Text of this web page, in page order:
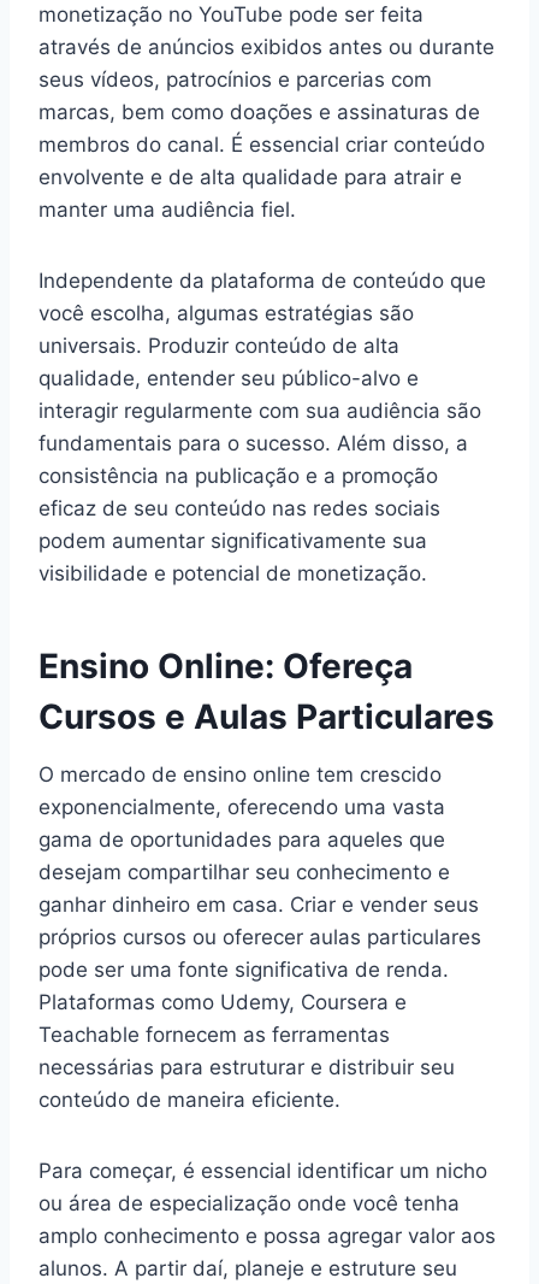
monetização no YouTube pode ser feita
através de anúncios exibidos antes ou durante
seus vídeos, patrocínios e parcerias com
marcas, bem como doações e assinaturas de
membros do canal. É essencial criar conteúdo
envolvente e de alta qualidade para atrair e
manter uma audiência fiel.
Independente da plataforma de conteúdo que
você escolha, algumas estratégias são
universais. Produzir conteúdo de alta
qualidade, entender seu público-alvo e
interagir regularmente com sua audiência são
fundamentais para o sucesso. Além disso, a
consistência na publicação e a promoção
eficaz de seu conteúdo nas redes sociais
podem aumentar significativamente sua
visibilidade e potencial de monetização.
Ensino Online: Ofereça
Cursos e Aulas Particulares
O mercado de ensino online tem crescido
exponencialmente, oferecendo uma vasta
gama de oportunidades para aqueles que
desejam compartilhar seu conhecimento e
ganhar dinheiro em casa. Criar e vender seus
próprios cursos ou oferecer aulas particulares
pode ser uma fonte significativa de renda.
Plataformas como Udemy, Coursera e
Teachable fornecem as ferramentas
necessárias para estruturar e distribuir seu
conteúdo de maneira eficiente.
Para começar, é essencial identificar um nicho
ou área de especialização onde você tenha
amplo conhecimento e possa agregar valor aos
alunos. A partir daí, planeje e estruture seu